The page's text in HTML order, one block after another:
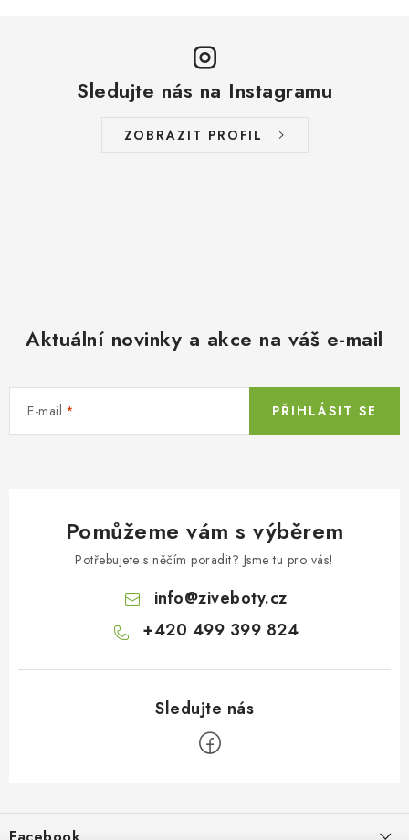
Sledujte nás na Instagramu
ZOBRAZIT PROFIL
Aktuální novinky a akce na váš e-mail
E-mail PŘIHLÁSIT SE
Pomůžeme vám s výběrem
Potřebujete s něčím poradit? Jsme tu pro vás!
info@ziveboty.cz
+420 499 399 824